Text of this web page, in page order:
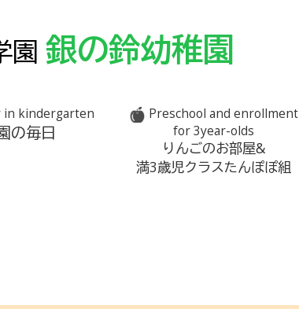
園 銀の鈴幼稚園
in kindergarten
の毎日
Preschool and enrollment
for 3year-olds
りんごのお部屋&
満3歳児クラスたんぽぽ組